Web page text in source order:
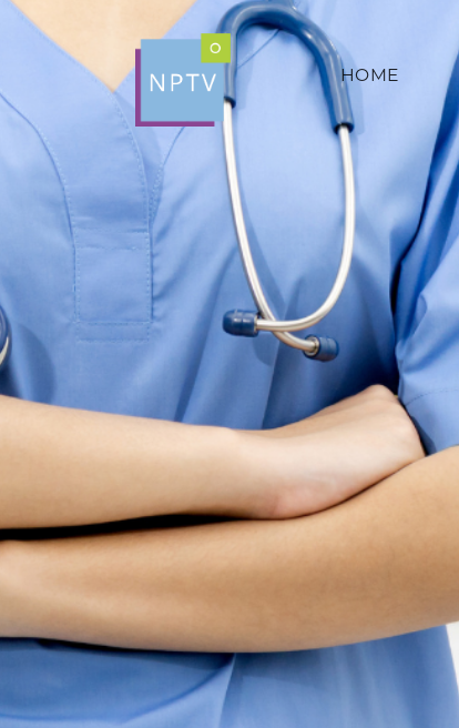
HOME